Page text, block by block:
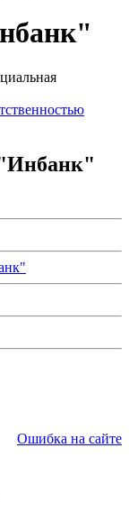
Ошибка на сайте